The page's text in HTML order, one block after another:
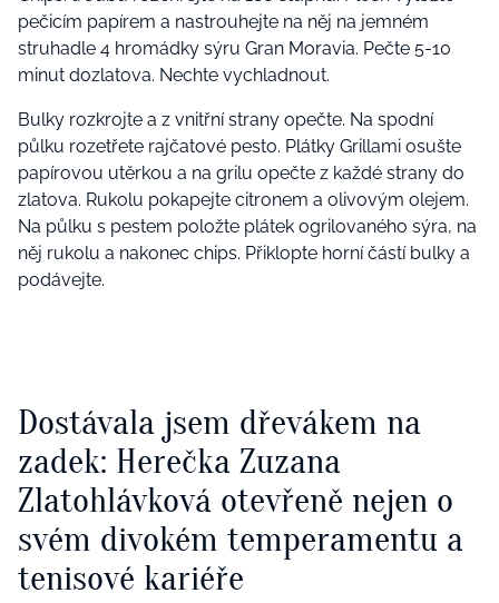
pečicím papírem a nastrouhejte na něj na jemném
struhadle 4 hromádky sýru Gran Moravia. Pečte 5-10
minut dozlatova. Nechte vychladnout.
Bulky rozkrojte a z vnitřní strany opečte. Na spodní
půlku rozetřete rajčatové pesto. Plátky Grillami osušte
papírovou utěrkou a na grilu opečte z každé strany do
zlatova. Rukolu pokapejte citronem a olivovým olejem.
Na půlku s pestem položte plátek ogrilovaného sýra, na
něj rukolu a nakonec chips. Přiklopte horní částí bulky a
podávejte.
Dostávala jsem dřevákem na
zadek: Herečka Zuzana
Zlatohlávková otevřeně nejen o
svém divokém temperamentu a
tenisové kariéře